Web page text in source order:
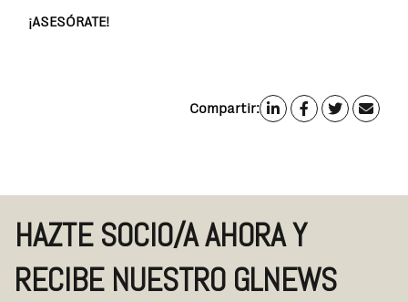
¡ASESÓRATE!
Compartir:
HAZTE SOCIO/A AHORA Y
RECIBE NUESTRO GLNEWS